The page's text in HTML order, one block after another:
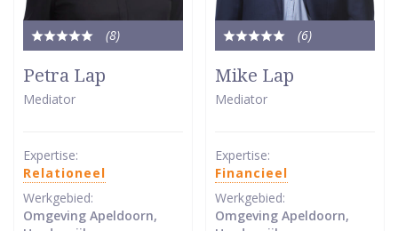
(8)
Totale
5
van
Petra Lap
Mediator
Expertise:
Relationeel
Werkgebied:
Omgeving Apeldoorn,
(6)
Totale
5
van
Mike Lap
Mediator
Expertise:
Financieel
Werkgebied:
Omgeving Apeldoorn,